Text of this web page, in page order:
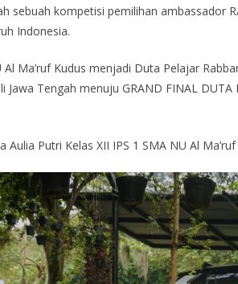
sebuah kompetisi pemilihan ambassador
Indonesia.
Ma’ruf Kudus menjadi Duta Pelajar
Tengah menuju GRAND FINAL DUTA
Putri Kelas XII IPS 1 SMA NU Al Ma’ruf